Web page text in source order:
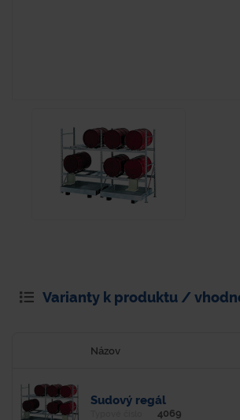
Varianty k produktu /
Názov
Sudový regál
4069